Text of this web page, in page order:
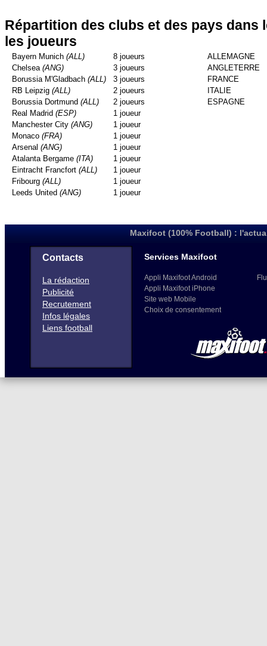
Répartition des clubs et des pays dans
les joueurs
Bayern Munich (ALL)
8 joueurs
Chelsea (ANG)
3 joueurs
Borussia M'Gladbach (ALL)
3 joueurs
RB Leipzig (ALL)
2 joueurs
Borussia Dortmund (ALL)
2 joueurs
Real Madrid (ESP)
1 joueur
Manchester City (ANG)
1 joueur
Monaco (FRA)
1 joueur
Arsenal (ANG)
1 joueur
Atalanta Bergame (ITA)
1 joueur
Eintracht Francfort (ALL)
1 joueur
Fribourg (ALL)
1 joueur
Leeds United (ANG) 1 joueur
ALLEMAGNE
ANGLETERRE
FRANCE
ITALIE
ESPAGNE
Maxifoot (100% Football) :
Contacts
La rédaction
Publicité
Recrutement
Infos légales
Liens football
Services Maxifoot
Appli Maxifoot Android
Appli Maxifoot iPhone
Site web Mobile
Choix de consentement